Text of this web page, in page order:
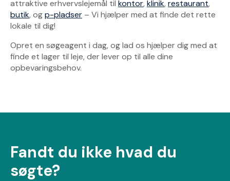
attraktive erhvervslejemål til kontor, klinik, restaurant,
butik, ogp-pladser – Vi hjælper med at finde det rette
lokale til dig!
Opret en søgeagent i dag, og lad os hjælper dig med at
finde et lager til leje, der lever op til alle dine
opbevaringsbehov.
Fandt du ikke hvad du
søgte?